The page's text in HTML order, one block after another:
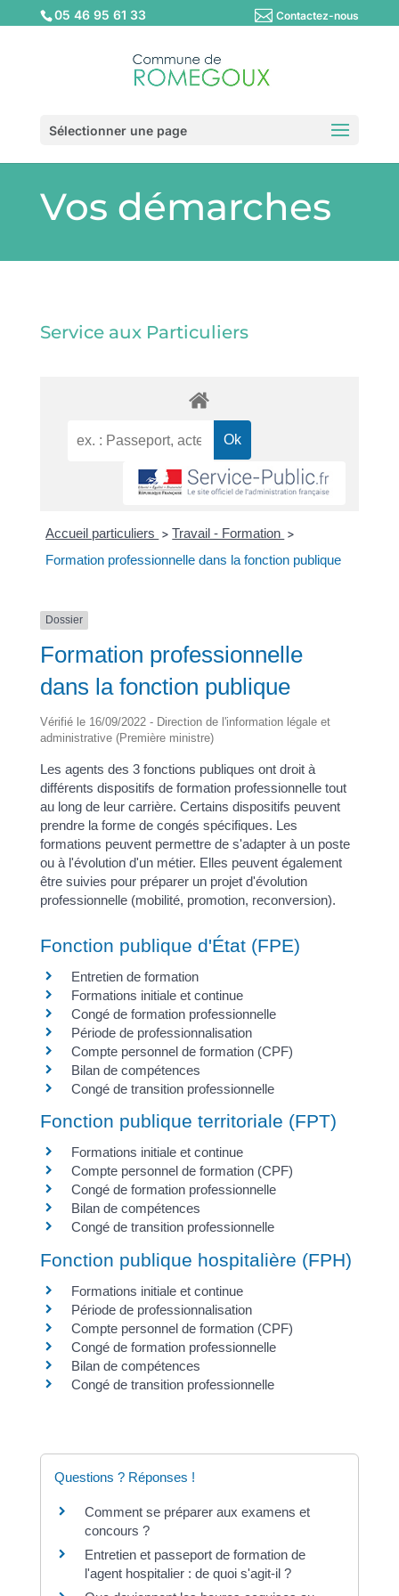
05 46 95 61 33 Contactez-nous
Sélectionner une page
Vos démarches
Service aux Particuliers
Accueil particuliers > Travail - Formation >
Formation professionnelle dans la fonction publique
Dossier
Formation professionnelle
dans la fonction publique
Vérifié le 16/09/2022 - Direction de l'information légale et
administrative (Première ministre)
Les agents des 3 fonctions publiques ont droit à
différents dispositifs de formation professionnelle tout
au long de leur carrière. Certains dispositifs peuvent
prendre la forme de congés spécifiques. Les
formations peuvent permettre de s'adapter à un poste
ou à l'évolution d'un métier. Elles peuvent également
être suivies pour préparer un projet d'évolution
professionnelle (mobilité, promotion, reconversion).
Fonction publique d'État (FPE)
Entretien de formation
Formations initiale et continue
Congé de formation professionnelle
Période de professionnalisation
Compte personnel de formation (CPF)
Bilan de compétences
Congé de transition professionnelle
Fonction publique territoriale (FPT)
Formations initiale et continue
Compte personnel de formation (CPF)
Congé de formation professionnelle
Bilan de compétences
Congé de transition professionnelle
Fonction publique hospitalière (FPH)
Formations initiale et continue
Période de professionnalisation
Compte personnel de formation (CPF)
Congé de formation professionnelle
Bilan de compétences
Congé de transition professionnelle
Questions ? Réponses !
Comment se préparer aux examens et
concours ?
Entretien et passeport de formation de
l'agent hospitalier : de quoi s'agit-il ?